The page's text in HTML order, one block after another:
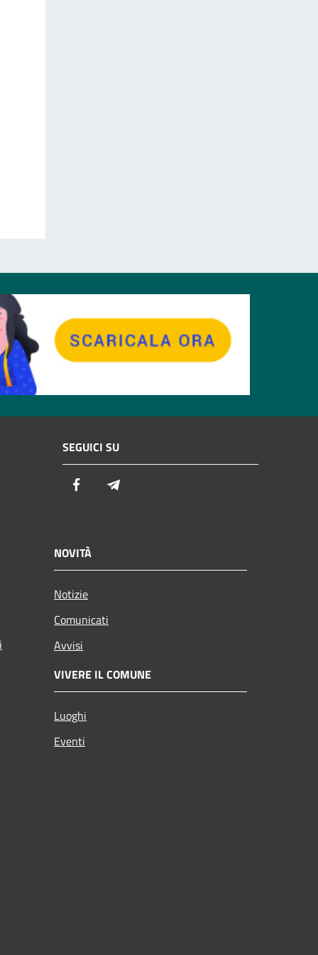
SEGUICI SU
Facebook
NOVITÀ
Notizie
Comunicati
Avvisi
VIVERE IL COMUNE
Luoghi
Eventi